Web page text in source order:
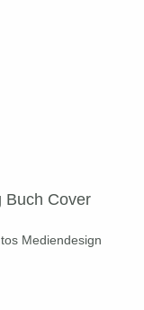
Mediendesign